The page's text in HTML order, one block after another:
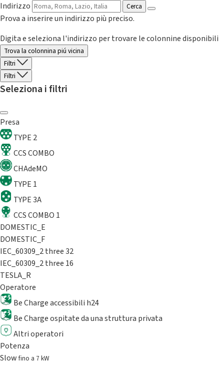
Indirizzo
Cerca
Prova a inserire un indirizzo più preciso.
Digita e seleziona l'indirizzo per trovare le colonnine disponibili
Trova la colonnina piú vicina
Filtri
Filtri
Seleziona i filtri
Presa
TYPE 2
CCS COMBO
CHAdeMO
TYPE 1
TYPE 3A
CCS COMBO 1
DOMESTIC_E
DOMESTIC_F
IEC_60309_2 three 32
IEC_60309_2 three 16
TESLA_R
Operatore
Be Charge accessibili h24
Be Charge ospitate da una struttura privata
Altri operatori
Potenza
Slowfino a 7 kW